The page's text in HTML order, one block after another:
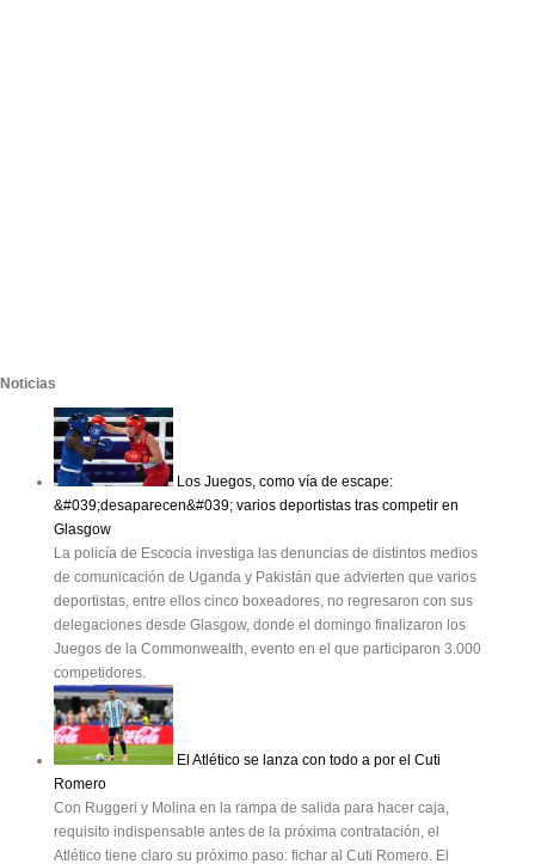
Noticias
Los Juegos, como vía de escape:
&#039;desaparecen&#039; varios deportistas tras competir en
Glasgow
La policía de Escocia investiga las denuncias de distintos medios
de comunicación de Uganda y Pakistán que advierten que varios
deportistas, entre ellos cinco boxeadores, no regresaron con sus
delegaciones desde Glasgow, donde el domingo finalizaron los
Juegos de la Commonwealth, evento en el que participaron 3.000
competidores.
El Atlético se lanza con todo a por el Cuti
Romero
Con Ruggeri y Molina en la rampa de salida para hacer caja,
requisito indispensable antes de la próxima contratación, el
Atlético tiene claro su próximo paso: fichar al Cuti Romero. El